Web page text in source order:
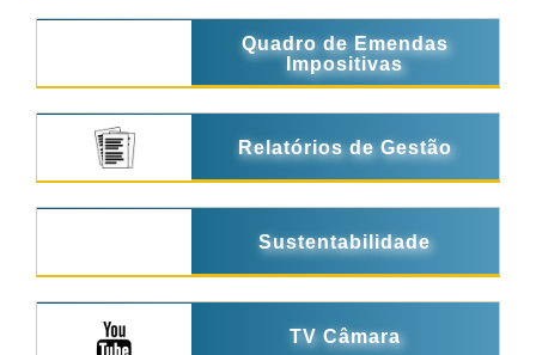
Quadro de Emendas
Impositivas
Relatórios de Gestão
Sustentabilidade
TV Câmara